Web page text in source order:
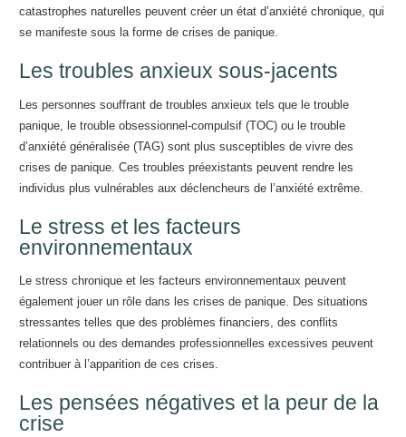
catastrophes naturelles peuvent créer un état d’anxiété chronique, qui
se manifeste sous la forme de crises de panique.
Les troubles anxieux sous-jacents
Les personnes souffrant de troubles anxieux tels que le trouble
panique, le trouble obsessionnel-compulsif (TOC) ou le trouble
d’anxiété généralisée (TAG) sont plus susceptibles de vivre des
crises de panique. Ces troubles préexistants peuvent rendre les
individus plus vulnérables aux déclencheurs de l’anxiété extrême.
Le stress et les facteurs
environnementaux
Le stress chronique et les facteurs environnementaux peuvent
également jouer un rôle dans les crises de panique. Des situations
stressantes telles que des problèmes financiers, des conflits
relationnels ou des demandes professionnelles excessives peuvent
contribuer à l’apparition de ces crises.
Les pensées négatives et la peur de la
crise